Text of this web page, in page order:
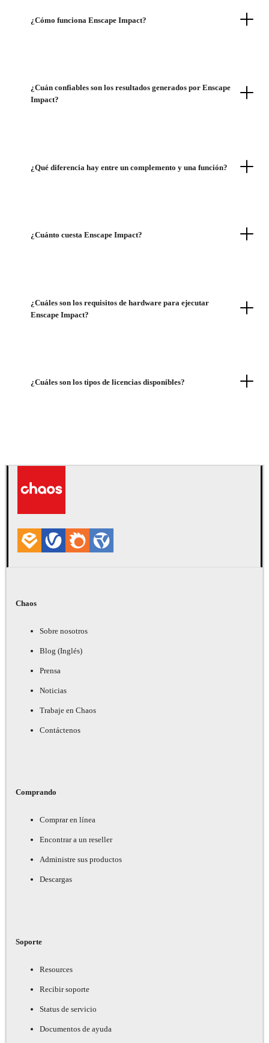
¿Cómo funciona Enscape Impact?
¿Cuán confiables son los resultados generados por Enscape
Impact?
¿Qué diferencia hay entre un complemento y una función?
¿Cuánto cuesta Enscape Impact?
¿Cuáles son los requisitos de hardware para ejecutar
Enscape Impact?
¿Cuáles son los tipos de licencias disponibles?
Chaos
Sobre nosotros
Blog (Inglés)
Prensa
Noticias
Trabaje en Chaos
Contáctenos
Comprando
Comprar en línea
Encontrar a un reseller
Administre sus productos
Descargas
Soporte
Resources
Recibir soporte
Status de servicio
Documentos de ayuda